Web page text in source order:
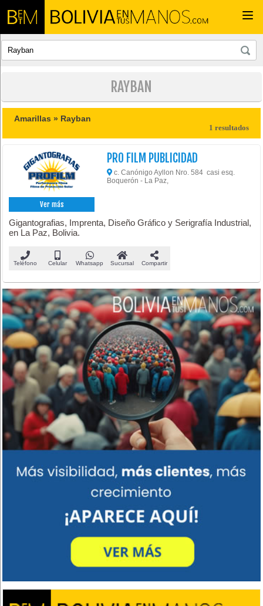
RAYBAN
Amarillas » Rayban
1 resultados
Ver más
PRO FILM PUBLICIDAD
c. Canónigo Ayllon Nro. 584 casi esq.
Boquerón - La Paz,
Gigantografias, Imprenta, Diseño Gráfico y Serigrafía Industrial,
en La Paz, Bolivia.
Teléfono Celular Whatsapp Sucursal Compartir